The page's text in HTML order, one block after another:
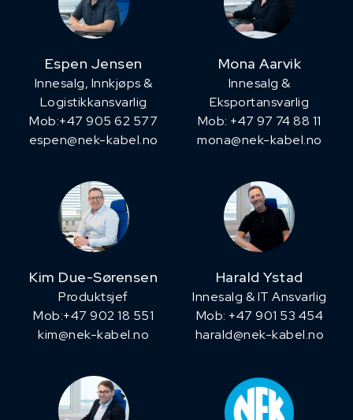
Espen Jensen
Innesalg, ​Innkjøps &
Logistikkansvarlig
Mob:+47 905 62 577
espen@nek-kabel.no
Mona Aarvik
Innesalg &
Eksportansvarlig
Mob: +47 97 74 88 11
mona@nek-kabel.no
Kim Due-Sørensen
Produktsjef
​Mob:+47 902 18 551
kim@nek-kabel.no
Harald Ystad
Innesalg & IT Ansvarlig
Mob: +47 901 53 454
harald@nek-kabel.no